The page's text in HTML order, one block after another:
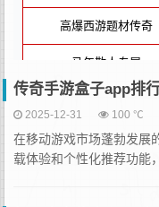
传奇手游盒子app排
2025-12-31 100 ℃
在移动游戏市场蓬勃发展
载体验和个性化推荐功能